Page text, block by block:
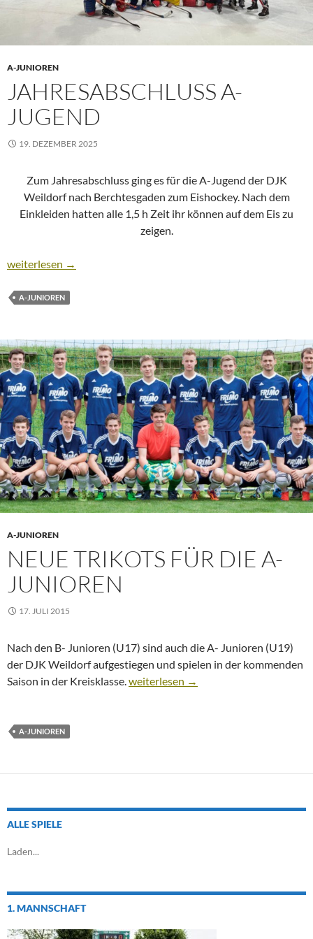
A-JUNIOREN
JAHRESABSCHLUSS A-
JUGEND
19. DEZEMBER 2025
Zum Jahresabschluss ging es für die A-Jugend der DJK
Weildorf nach Berchtesgaden zum Eishockey. Nach dem
Einkleiden hatten alle 1,5 h Zeit ihr können auf dem Eis zu
zeigen.
Jahresabschluss A-Jugend
weiterlesen →
A-JUNIOREN
A-JUNIOREN
NEUE TRIKOTS FÜR DIE A-
JUNIOREN
17. JULI 2015
Nach den B- Junioren (U17) sind auch die A- Junioren (U19)
der DJK Weildorf aufgestiegen und spielen in der kommenden
Saison in der Kreisklasse.Neue Trikots für die A-Junioren
weiterlesen →
A-JUNIOREN
ALLE SPIELE
Laden...
1. MANNSCHAFT